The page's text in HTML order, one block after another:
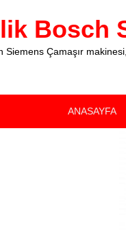
Bosch
Siemens Çamaşır
ANASAYFA